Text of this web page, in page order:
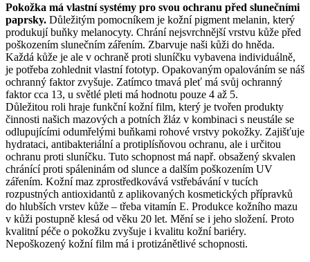
Pokožka má vlastní systémy pro svou ochranu před slunečními
paprsky. Důležitým pomocníkem je kožní pigment melanin, který
produkují buňky melanocyty. Chrání nejsvrchnější vrstvu kůže před
poškozením slunečním zářením. Zbarvuje naši kůži do hněda.
Každá kůže je ale v ochraně proti sluníčku vybavena individuálně,
je potřeba zohlednit vlastní fototyp. Opakovaným opalováním se náš
ochranný faktor zvyšuje. Zatímco tmavá pleť má svůj ochranný
faktor cca 13, u světlé pleti má hodnotu pouze 4 až 5.
Důležitou roli hraje funkční kožní film, který je tvořen produkty
činnosti našich mazových a potních žláz v kombinaci s neustále se
odlupujícími odumřelými buňkami rohové vrstvy pokožky. Zajišťuje
hydrataci, antibakteriální a protiplísňovou ochranu, ale i určitou
ochranu proti sluníčku. Tuto schopnost má např. obsažený skvalen
chránící proti spáleninám od slunce a dalším poškozením UV
zářením. Kožní maz zprostředkovává vstřebávání v tucích
rozpustných antioxidantů z aplikovaných kosmetických přípravků
do hlubších vrstev kůže – třeba vitamín E. Produkce kožního mazu
v kůži postupně klesá od věku 20 let. Mění se i jeho složení. Proto
kvalitní péče o pokožku zvyšuje i kvalitu kožní bariéry.
Nepoškozený kožní film má i protizánětlivé schopnosti.